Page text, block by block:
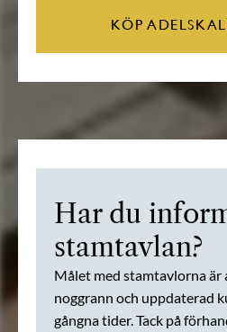
KÖP
Har du
stamtavlan?
Målet med stamtavlorna är
noggrann och uppdaterad
gångna tider. Tack på